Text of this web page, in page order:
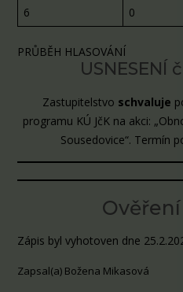
6
0
PRŮBĚH HLASOVÁNÍ
USNESENÍ
Zastupitelstvo schvaluje
programu KÚ JčK na akci:
Sousedovice“. Termín
Zápis byl vyhotoven dne
Zapsal(a) Božena Mikasová